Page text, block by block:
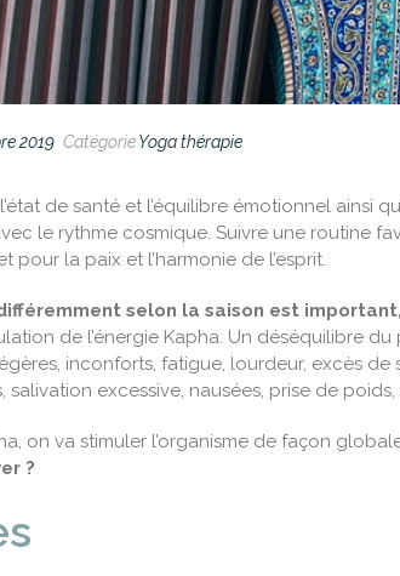
2019 CatégorieYoga thérapie
l’état de santé et l’équilibre émotionnel
le rythme cosmique. Suivre une routine
pour la paix et l’harmonie de l’esprit.
selon la saison est important,
de l’énergie Kapha. Un déséquilibre
inconforts, fatigue, lourdeur, excès
salivation excessive, nausées, prise de
on va stimuler l’organisme de façon
?